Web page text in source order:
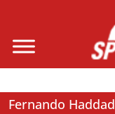
Fernando Haddad